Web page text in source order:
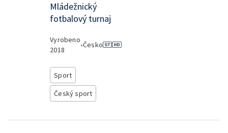
Mládežnický
fotbalový turnaj
Vyrobeno
2018
•Česko
Sport
Český sport